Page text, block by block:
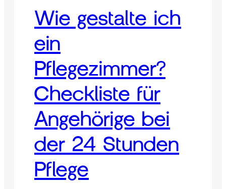
Wie gestalte ich
ein
Pflegezimmer?
Checkliste für
Angehörige bei
der 24 Stunden
Pflege